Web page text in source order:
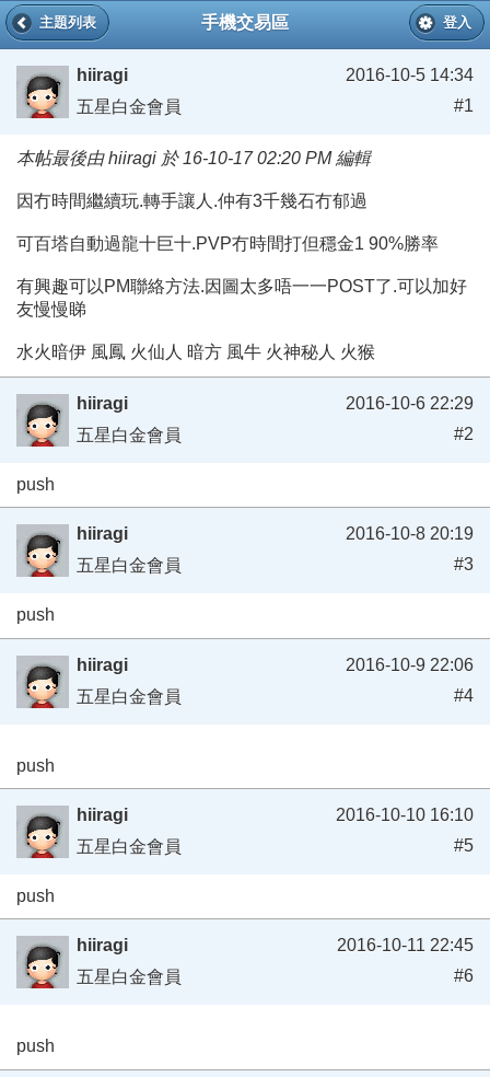
手機交易區
主題列表 登入
hiiragi
五星白金會員
2016-10-5 14:34
#1
本帖最後由 hiiragi 於 16-10-17 02:20 PM 編輯
因冇時間繼續玩.轉手讓人.仲有3千幾石冇郁過
可百塔自動過龍十巨十.PVP冇時間打但穩金1 90%勝率
有興趣可以PM聯絡方法.因圖太多唔一一POST了.可以加好
友慢慢睇
水火暗伊 風鳳 火仙人 暗方 風牛 火神秘人 火猴
hiiragi
五星白金會員
2016-10-6 22:29
#2
push
hiiragi
五星白金會員
2016-10-8 20:19
#3
push
hiiragi
五星白金會員
2016-10-9 22:06
#4
push
hiiragi
五星白金會員
2016-10-10 16:10
#5
push
hiiragi
五星白金會員
2016-10-11 22:45
#6
push